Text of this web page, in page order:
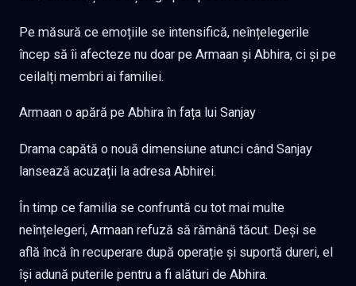
Pe măsură ce emoțiile se intensifică, neînțelegerile
încep să îi afecteze nu doar pe Armaan și Abhira, ci și pe
ceilalți membri ai familiei.
Armaan o apără pe Abhira în fața lui Sanjay
Drama capătă o nouă dimensiune atunci când Sanjay
lansează acuzații la adresa Abhirei.
În timp ce familia se confruntă cu tot mai multe
neînțelegeri, Armaan refuză să rămână tăcut. Deși se
află încă în recuperare după operație și suportă dureri, el
își adună puterile pentru a fi alături de Abhira.